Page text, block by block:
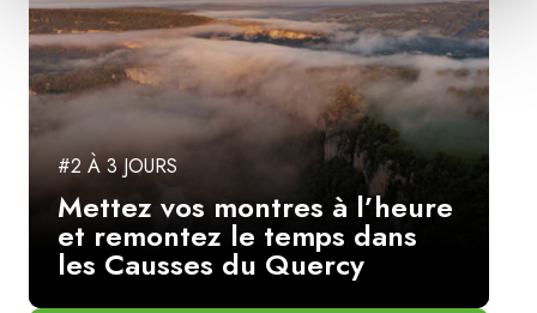
#2 À 3 JOURS
Mettez vos montres à l’heure
et remontez le temps dans
les Causses du Quercy